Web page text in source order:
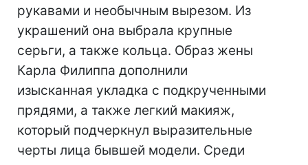
рукавами и необычным вырезом. Из
украшений она выбрала крупные
серьги, а также кольца. Образ жены
Карла Филиппа дополнили
изысканная укладка с подкрученными
прядями, а также легкий макияж,
который подчеркнул выразительные
черты лица бывшей модели. Среди